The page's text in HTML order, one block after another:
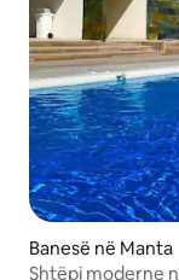
Banesë në Manta
Shtëpi moderne